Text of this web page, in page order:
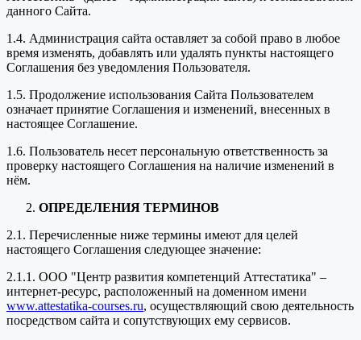
данного Сайта.
1.4. Администрация сайта оставляет за собой право в любое
время изменять, добавлять или удалять пункты настоящего
Соглашения без уведомления Пользователя.
1.5. Продолжение использования Сайта Пользователем
означает принятие Соглашения и изменений, внесенных в
настоящее Соглашение.
1.6. Пользователь несет персональную ответственность за
проверку настоящего Соглашения на наличие изменений в
нём.
ОПРЕДЕЛЕНИЯ ТЕРМИНОВ
2.1. Перечисленные ниже термины имеют для целей
настоящего Соглашения следующее значение:
2.1.1. ООО "Центр развития компетенций Аттестатика" –
интернет-ресурс, расположенный на доменном имени
www.attestatika-courses.ru, осуществляющий свою деятельность
посредством сайта и сопутствующих ему сервисов.